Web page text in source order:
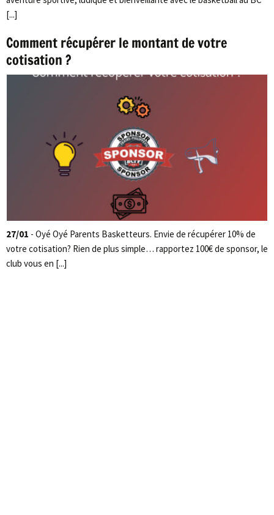
[...]
Comment récupérer le montant de votre
cotisation ?
27/01 - Oyé Oyé Parents Basketteurs. Envie de récupérer 10% de
votre cotisation? Rien de plus simple… rapportez 100€ de sponsor, le
club vous en [...]